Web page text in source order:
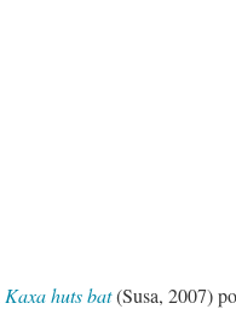
Kaxa huts bat(Susa, 2007)